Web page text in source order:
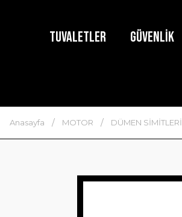
TUVALETLER GÜVENLİK
Anasayfa MOTOR DÜMEN SİMİTLERİ